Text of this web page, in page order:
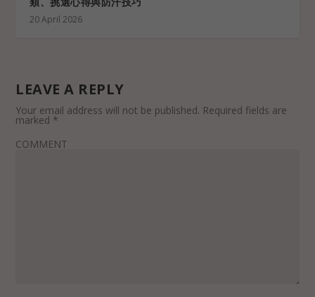
20 April 2026
LEAVE A REPLY
Your email address will not be published. Required fields are
marked *
COMMENT